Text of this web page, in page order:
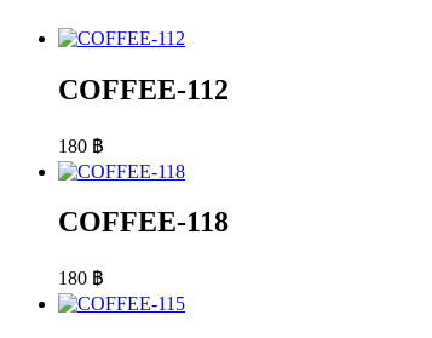
COFFEE-112
180 ฿
COFFEE-118
180 ฿